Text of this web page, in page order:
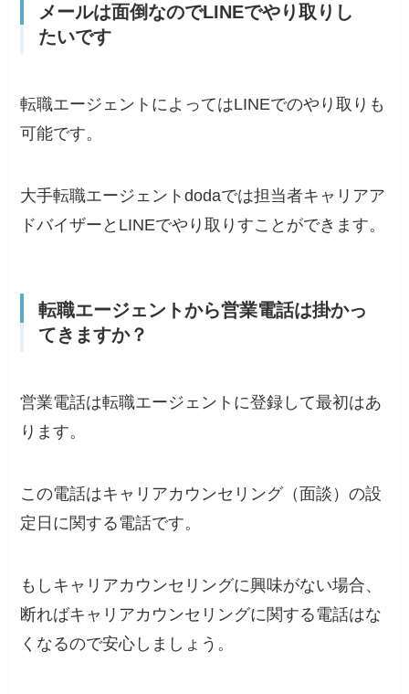
メールは面倒なのでLINEでやり取りし
たいです
転職エージェントによってはLINEでのやり取りも
可能です。
大手転職エージェントdodaでは担当者キャリアア
ドバイザーとLINEでやり取りすことができます。
転職エージェントから営業電話は掛かっ
てきますか？
営業電話は転職エージェントに登録して最初はあ
ります。
この電話はキャリアカウンセリング（面談）の設
定日に関する電話です。
もしキャリアカウンセリングに興味がない場合、
断ればキャリアカウンセリングに関する電話はな
くなるので安心しましょう。